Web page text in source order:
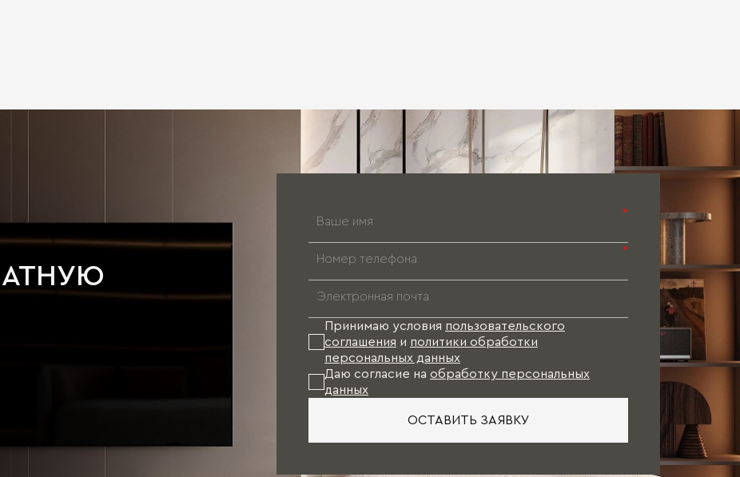
*
*
Принимаю условия пользовательского
соглашения и политики обработки
персональных данных
Даю согласие на обработку персональных
данных
ОСТАВИТЬ ЗАЯВКУ